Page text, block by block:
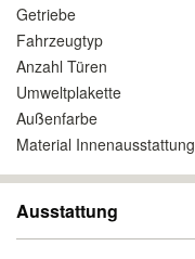
Getriebe
Fahrzeugtyp
Anzahl Türen
Umweltplakette
Außenfarbe
Material Innenausstattung
Ausstattung